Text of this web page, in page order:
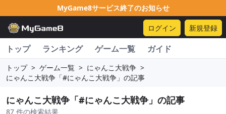
MyGame8サービス終了のお知らせ
ログイン 新規登録
トップ ランキング ゲーム一覧 ガイド
トップ > ゲーム一覧 > にゃんこ大戦争 >
にゃんこ大戦争「#にゃんこ大戦争」の記事
にゃんこ大戦争「#にゃんこ大戦争」の記事
87 件の検索結果